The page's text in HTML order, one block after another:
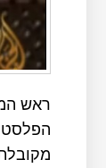
ראש